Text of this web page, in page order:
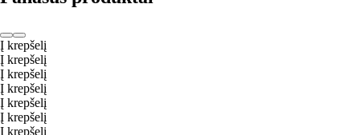
Į krepšelį
Į krepšelį
Į krepšelį
Į krepšelį
Į krepšelį
Į krepšelį
Į krepšelį